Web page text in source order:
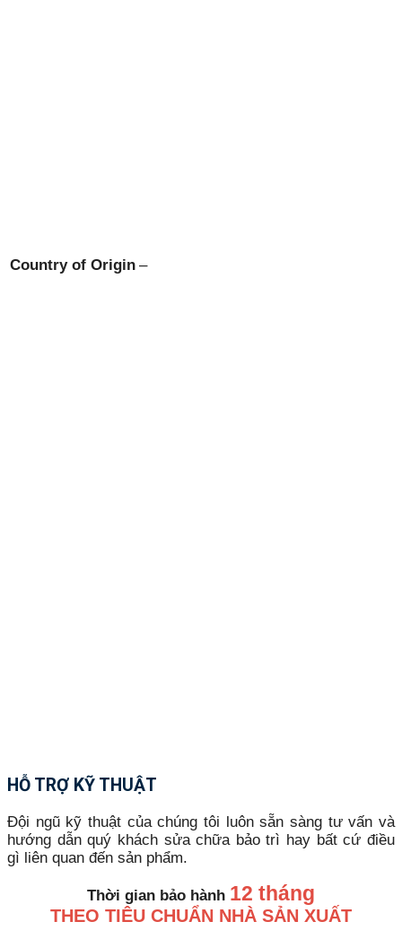
Country of Origin –
HỖ TRỢ KỸ THUẬT
Đội ngũ kỹ thuật của chúng tôi luôn sẵn sàng tư vấn và
hướng dẫn quý khách sửa chữa bảo trì hay bất cứ điều
gì liên quan đến sản phẩm.
Thời gian bảo hành 12 tháng
THEO TIÊU CHUẨN NHÀ SẢN XUẤT